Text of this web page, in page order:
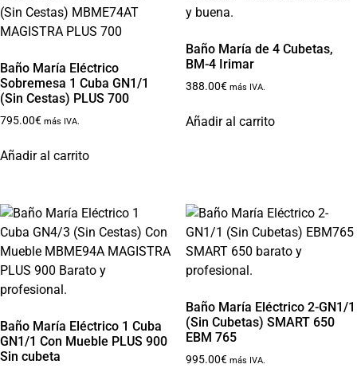
Baño María Eléctrico
Sobremesa 1 Cuba GN1/1
(Sin Cestas) PLUS 700
795.00€ más IVA.
Añadir al carrito
Baño María de 4 Cubetas,
BM-4 Irimar
388.00€ más IVA.
Añadir al carrito
Baño María Eléctrico 1 Cuba
GN1/1 Con Mueble PLUS 900
Sin cubeta
Baño María Eléctrico 2-GN1/1
(Sin Cubetas) SMART 650
EBM 765
995.00€ más IVA.